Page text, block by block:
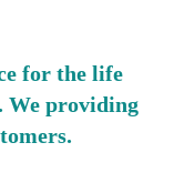
for the life
We providing